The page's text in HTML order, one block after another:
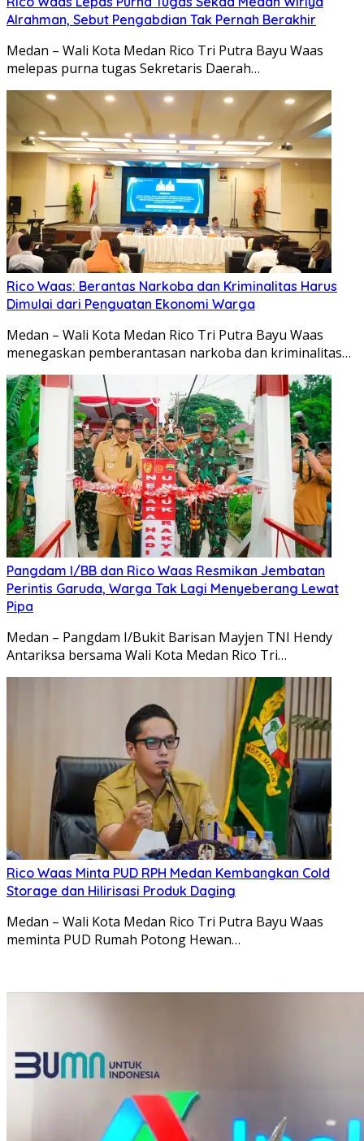
Alrahman, Sebut Pengabdian Tak Pernah Berakhir
Medan – Wali Kota Medan Rico Tri Putra Bayu Waas
melepas purna tugas Sekretaris Daerah…
Rico Waas: Berantas Narkoba dan Kriminalitas Harus
Dimulai dari Penguatan Ekonomi Warga
Medan – Wali Kota Medan Rico Tri Putra Bayu Waas
menegaskan pemberantasan narkoba dan kriminalitas…
Pangdam I/BB dan Rico Waas Resmikan Jembatan
Perintis Garuda, Warga Tak Lagi Menyeberang Lewat
Pipa
Medan – Pangdam I/Bukit Barisan Mayjen TNI Hendy
Antariksa bersama Wali Kota Medan Rico Tri…
Rico Waas Minta PUD RPH Medan Kembangkan Cold
Storage dan Hilirisasi Produk Daging
Medan – Wali Kota Medan Rico Tri Putra Bayu Waas
meminta PUD Rumah Potong Hewan…